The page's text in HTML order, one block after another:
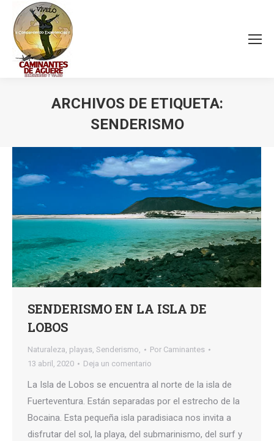
ARCHIVOS DE ETIQUETA:
SENDERISMO
SENDERISMO EN LA ISLA DE
LOBOS
Naturaleza, playas, Senderismo, Por Caminantes
13 abril, 2020
Deja un comentario
La Isla de Lobos se encuentra al norte de la isla de
Fuerteventura. Están separadas por el estrecho de la
Bocaina. Esta pequeña isla paradisiaca nos invita a
disfrutar del sol, la playa, del submarinismo, del surf y